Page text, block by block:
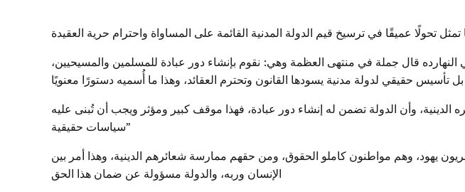
تحولًا عميقًا في ترسيخ قيم الدولة المدنية القائمة على المساواة واحترام حرية العقيدة
النهارده قال جملة في منتهى العظمة وهي: نقوم بإنشاء دور عبادة للمسلمين والمسيحيين،
تأسيس حقيقي لدولة مدنية يسودها القانون وتحترم العقائد، وهذا ما أُسميه دستورًا معنويًا
وأن الدولة تضمن له إنشاء دور عبادة، فهذا موقف كبير ومؤثر ويجب أن تُبنى عليه
سياسات حقيقية”
يهود، وهم مواطنون كاملو الحقوق، ومن حقهم ممارسة شعائرهم الدينية، وهذا أمر بين
الإنسان وربه، والدولة مسؤولة عن ضمان هذا الحق